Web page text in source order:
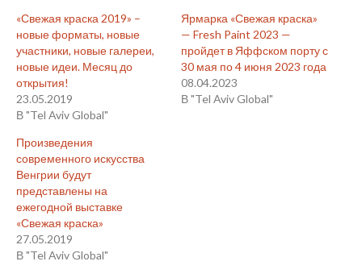
«Свежая краска 2019» –
новые форматы, новые
участники, новые галереи,
новые идеи. Месяц до
открытия!
23.05.2019
В "Tel Aviv Global"
Ярмарка «Свежая краска»
— Fresh Paint 2023 —
пройдет в Яффском порту с
30 мая по 4 июня 2023 года
08.04.2023
В "Tel Aviv Global"
Произведения
современного искусства
Венгрии будут
представлены на
ежегодной выставке
«Свежая краска»
27.05.2019
В "Tel Aviv Global"